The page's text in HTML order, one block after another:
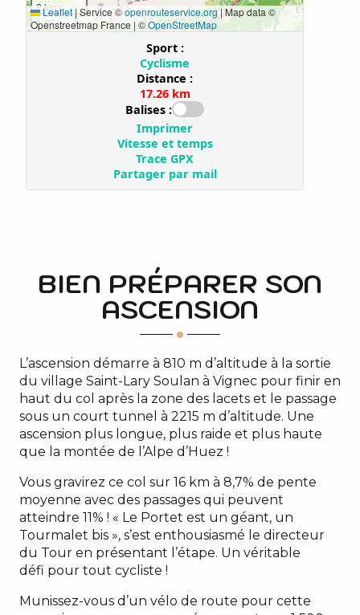
BIEN PRÉPARER SON
ASCENSION
L’ascension démarre à 810 m d’altitude à la sortie
du village Saint-Lary Soulan à Vignec pour finir en
haut du col après la zone des lacets et le passage
sous un court tunnel à 2215 m d’altitude. Une
ascension plus longue, plus raide et plus haute
que la montée de l’Alpe d’Huez !
Vous gravirez ce col sur 16 km à 8,7% de pente
moyenne avec des passages qui peuvent
atteindre 11% ! « Le Portet est un géant, un
Tourmalet bis », s’est enthousiasmé le directeur
du Tour en présentant l’étape. Un véritable
défi pour tout cycliste !
Munissez-vous d’un vélo de route pour cette